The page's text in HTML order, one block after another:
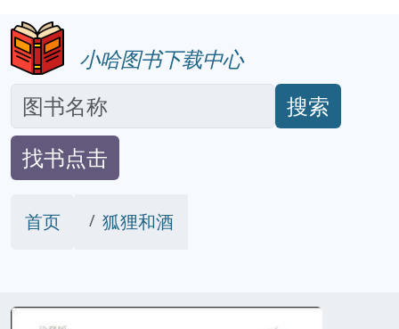
小哈图书下载中心
搜索
找书点击
首页 狐狸和酒